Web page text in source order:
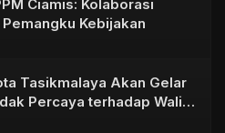
Ciamis: Kolaborasi
Kebijakan
Tasikmalaya Akan Gelar
Percaya terhadap Wali